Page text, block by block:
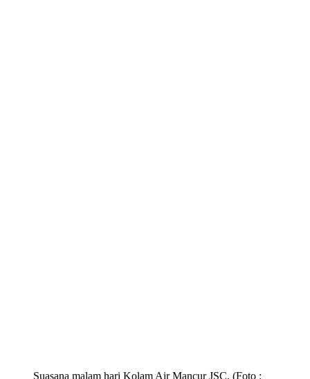
Suasana malam hari Kolam Air Mancur JSC. (Foto :